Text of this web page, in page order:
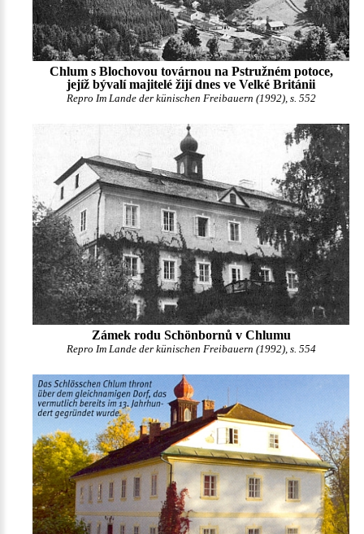
Chlum s Blochovou továrnou na Pstružném potoce,
jejíž bývalí majitelé žijí dnes ve Velké Británii
Repro Im Lande der künischen Freibauern (1992), s. 552
Zámek rodu Schönbornů v Chlumu
Repro Im Lande der künischen Freibauern (1992), s. 554